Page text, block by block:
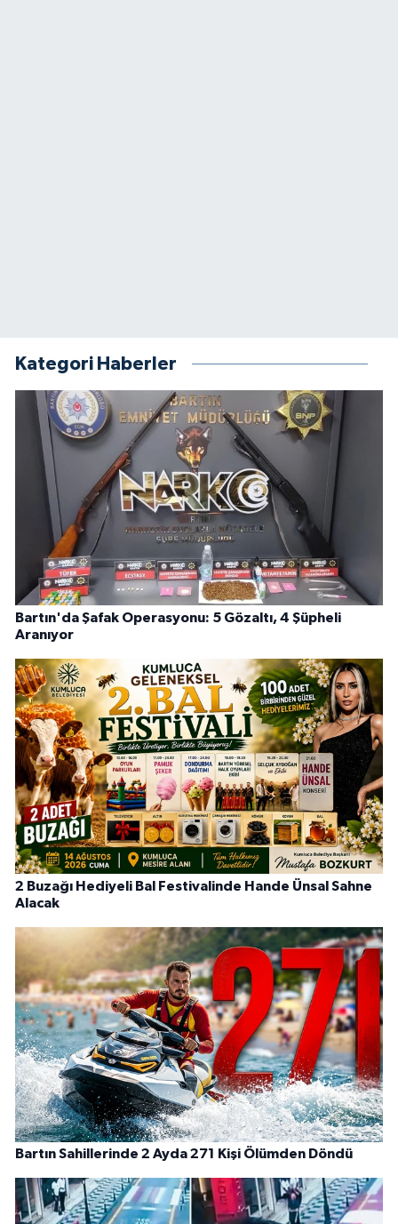
Kategori Haberler
Bartın'da Şafak Operasyonu: 5 Gözaltı, 4 Şüpheli
Aranıyor
2 Buzağı Hediyeli Bal Festivalinde Hande Ünsal Sahne
Alacak
Bartın Sahillerinde 2 Ayda 271 Kişi Ölümden Döndü